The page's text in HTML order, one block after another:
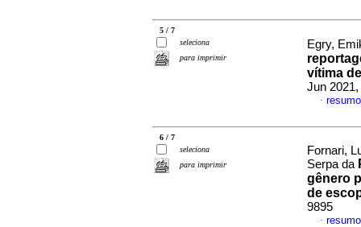
5 / 7
seleciona
para imprimir
Egry,
vítima
Jun
·
6 / 7
seleciona
para imprimir
Fornari,
Serpa da
gênero
de
9895
·